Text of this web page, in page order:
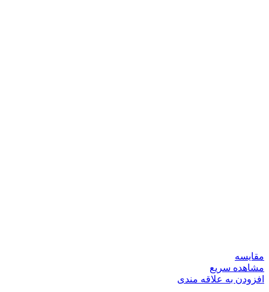
مقایسه
مشاهده سریع
افزودن به علاقه مندی